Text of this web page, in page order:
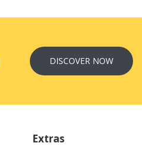
DISCOVER NOW
Extras